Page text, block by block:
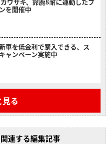
を開催中
車を低金利で購入できる、ス
ャンペーン実施中
る
連する編集記事